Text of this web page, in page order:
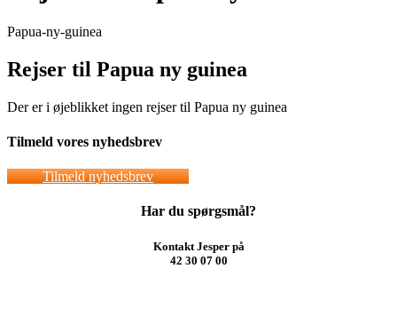
Papua-ny-guinea
Rejser til Papua ny guinea
Der er i øjeblikket ingen rejser til Papua ny guinea
Tilmeld vores nyhedsbrev
Tilmeld nyhedsbrev
Har du spørgsmål?
Kontakt Jesper på
42 30 07 00